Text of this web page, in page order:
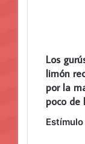
Los
limón
por la
poco de
Estímulo